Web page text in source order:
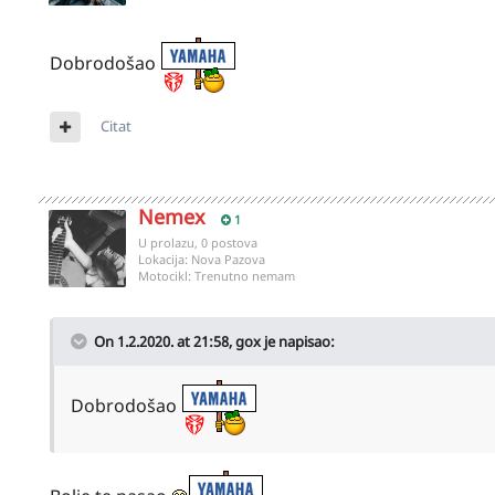
Dobrodošao
Citat
Nemex 1
U prolazu, 0 postova
Lokacija: Nova Pazova
Motocikl: Trenutno nemam
On 1.2.2020. at 21:58,goxje napisao:
Dobrodošao